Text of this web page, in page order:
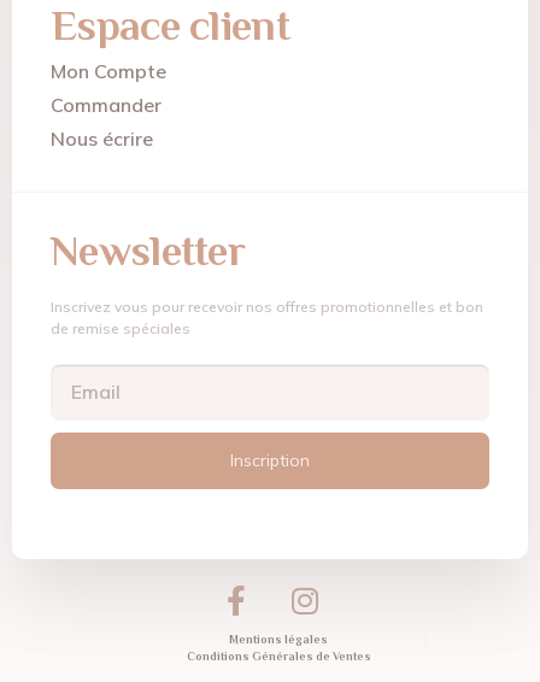
Espace client
Mon Compte
Commander
Nous écrire
Newsletter
Inscrivez vous pour recevoir nos offres promotionnelles et bon
de remise spéciales
Inscription
Mentions légales
Conditions Générales de Ventes